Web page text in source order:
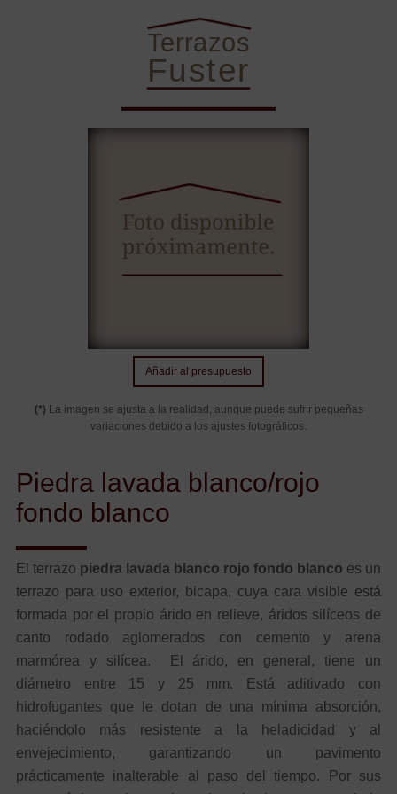
Terrazos
Fuster
Añadir al presupuesto
(*) La imagen se ajusta a la realidad, aunque puede sufrir pequeñas
variaciones debido a los ajustes fotográficos.
Piedra lavada blanco/rojo
fondo blanco
El terrazo piedra lavada blanco rojo fondo blanco es un
terrazo para uso exterior, bicapa, cuya cara visible está
formada por el propio árido en relieve, áridos silíceos de
canto rodado aglomerados con cemento y arena
marmórea y silícea. El árido, en general, tiene un
diámetro entre 15 y 25 mm. Está aditivado con
hidrofugantes que le dotan de una mínima absorción,
haciéndolo más resistente a la heladicidad y al
envejecimiento, garantizando un pavimento
prácticamente inalterable al paso del tiempo. Por sus